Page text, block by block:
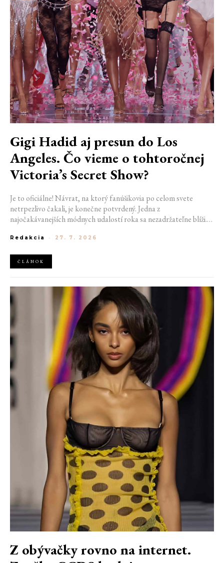
Gigi Hadid aj presun do Los
Angeles. Čo vieme o tohtoročnej
Victoria’s Secret Show?
Je to oficiálne! Návrat, na ktorý fanúšikovia po celom svete
netrpezlivo čakali, je konečne potvrdený. Jedna z
najočakávanejších módnych udalostí roka sa nezadržateľne blíži.
veľké novinky. Organizátori už prezradili miesto konania
prejde po ikonickom móle.
Redakcia - 27. 7. 2026
ČLÁNOK
Z obývačky rovno na internet.